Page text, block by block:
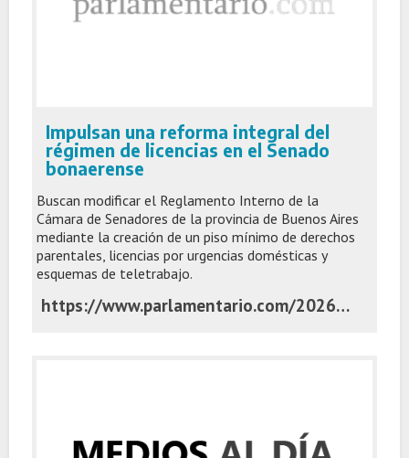
Impulsan una reforma integral del
régimen de licencias en el Senado
bonaerense
Buscan modificar el Reglamento Interno de la
Cámara de Senadores de la provincia de Buenos Aires
mediante la creación de un piso mínimo de derechos
parentales, licencias por urgencias domésticas y
esquemas de teletrabajo.
https://www.parlamentario.com/2026/07/06/impulsan-una-reforma-integral-del-regimen-de-licencias-en-el-senado-bonaerense/